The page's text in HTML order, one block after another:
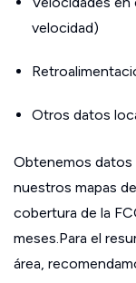
velocidad)
Otros datos
Obtenemos datos
nuestros mapas
cobertura de la
meses.Para el
área,